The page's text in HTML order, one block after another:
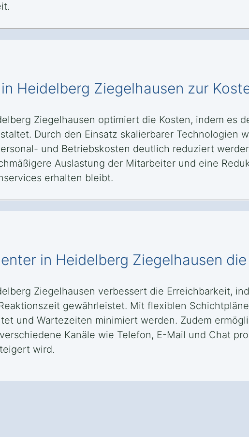
Heidelberg Ziegelhausen zur
Ziegelhausen optimiert die Kosten, indem es
Durch den Einsatz skalierbarer Technologien
und Betriebskosten deutlich reduziert
Auslastung der Mitarbeiter und eine
erhalten bleibt.
in Heidelberg Ziegelhausen
Ziegelhausen verbessert die Erreichbarkeit,
gewährleistet. Mit flexiblen
und Wartezeiten minimiert werden. Zudem
Kanäle wie Telefon, E-Mail und Chat
wird.